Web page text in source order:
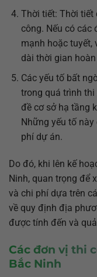
Thời tiết: Thời tiết
công. Nếu có các
mạnh hoặc tuyết,
dài thời gian
Các yếu tố bất
trong quá trình
đề cơ sở hạ tầng
Những yếu tố
phí dự án.
Do đó, khi lên kế
Ninh, quan trọng để
và chi phí dựa trên
về quy định địa
được tính đến và
Các đơn vị thi
Bắc Ninh